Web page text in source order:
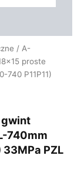
/ A-
proste
740 P11P11)
740mm
33MPa PZL